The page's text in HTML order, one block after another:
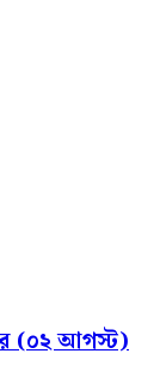
(০২ আগস্ট)